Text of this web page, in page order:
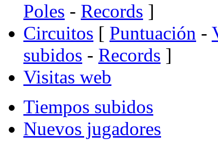
Poles - Records ]
Circuitos [ Puntuación -
subidos - Records ]
Visitas web
Tiempos subidos
Nuevos jugadores